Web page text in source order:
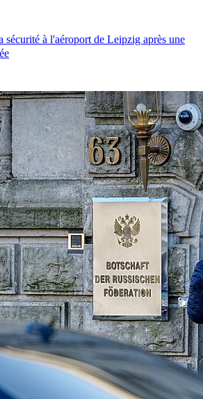
à l'aéroport de Leipzig après une